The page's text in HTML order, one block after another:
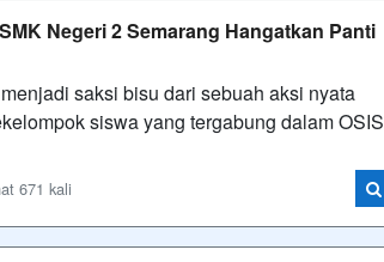
Negeri 2 Semarang Hangatkan Panti
saksi bisu dari sebuah aksi nyata
siswa yang tergabung dalam OSIS
671 kali